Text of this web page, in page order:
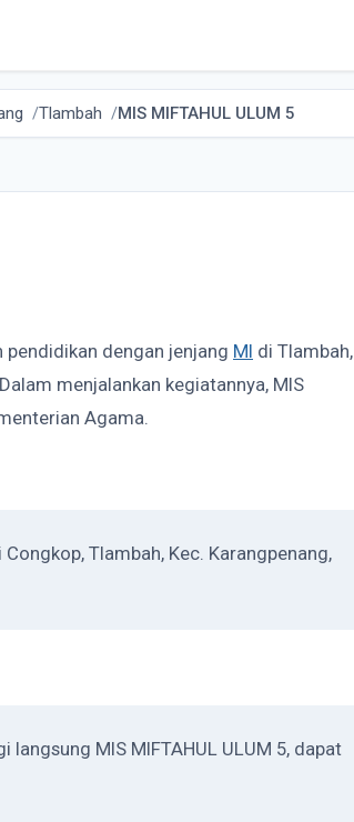
Tlambah MIS MIFTAHUL ULUM 5
pendidikan dengan jenjang MI di Tlambah,
menjalankan kegiatannya, MIS
Agama.
Tlambah, Kec. Karangpenang,
MIS MIFTAHUL ULUM 5, dapat